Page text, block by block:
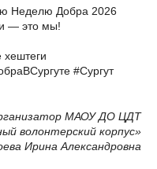
Неделю Добра 2026
— это мы!
хештеги
#Сургут
МАОУ ДО ЦДТ
волонтерский корпус»
Ирина Александровна